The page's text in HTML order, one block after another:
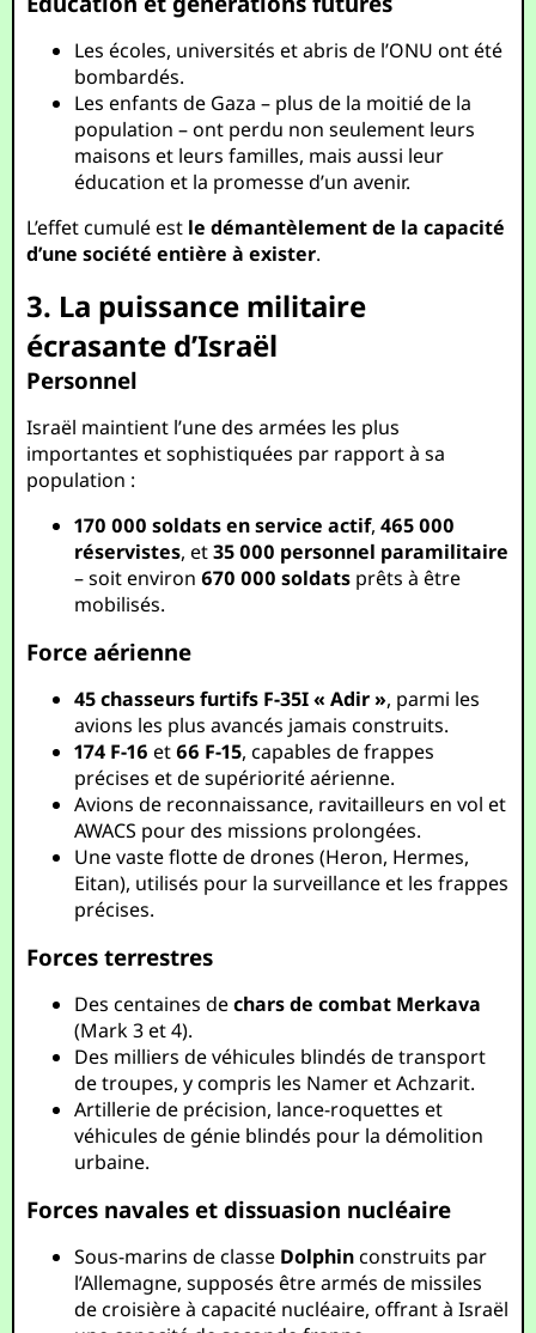
Les écoles, universités et abris de l’ONU ont été
bombardés.
Les enfants de Gaza – plus de la moitié de la
population – ont perdu non seulement leurs
maisons et leurs familles, mais aussi leur
éducation et la promesse d’un avenir.
L’effet cumulé est le démantèlement de la capacité
d’une société entière à exister.
3. La puissance militaire
écrasante d’Israël
Personnel
Israël maintient l’une des armées les plus
importantes et sophistiquées par rapport à sa
population :
170 000 soldats en service actif,465 000
réservistes, et35 000 personnel paramilitaire
– soit environ670 000 soldats prêts à être
mobilisés.
Force aérienne
45 chasseurs furtifs F-35I « Adir », parmi les
avions les plus avancés jamais construits.
174 F-16 et66 F-15, capables de frappes
précises et de supériorité aérienne.
Avions de reconnaissance, ravitailleurs en vol et
AWACS pour des missions prolongées.
Une vaste flotte de drones (Heron, Hermes,
Eitan), utilisés pour la surveillance et les frappes
précises.
Forces terrestres
Des centaines dechars de combat Merkava
(Mark 3 et 4).
Des milliers de véhicules blindés de transport
de troupes, y compris les Namer et Achzarit.
Artillerie de précision, lance-roquettes et
véhicules de génie blindés pour la démolition
urbaine.
Forces navales et dissuasion nucléaire
Sous-marins de classe Dolphinconstruits par
l’Allemagne, supposés être armés de missiles
de croisière à capacité nucléaire, offrant à Israël